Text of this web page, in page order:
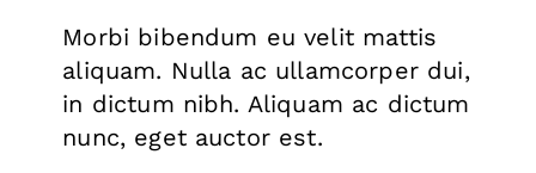
Morbi bibendum eu velit mattis
aliquam. Nulla ac ullamcorper dui,
in dictum nibh. Aliquam ac dictum
nunc, eget auctor est.